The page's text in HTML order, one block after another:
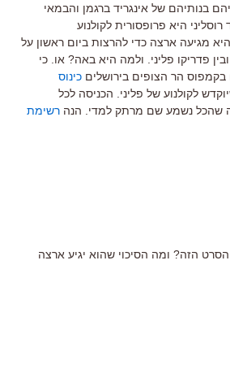
בנותיהם של אינגריד ברגמן והבמאי
רוסליני היא פרופסורית לקולנוע
מגיעה ארצה כדי להרצות ביום ראשון על
פדריקו פליני. ולמה היא באה? או. כי
בקמפוס הר הצופים בירושלים כינוס
לקולנוע של פליני. הכניסה לכל
שהכל נשמע שם מרתק למדי. הנה רשימת
הזה? ומה הסיכוי שהוא יגיע ארצה